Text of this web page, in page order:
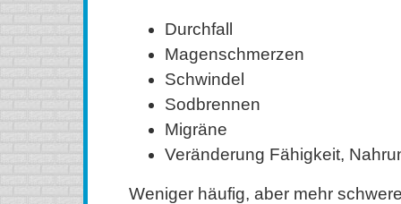
Durchfall
Magenschmerzen
Schwindel
Sodbrennen
Migräne
Veränderung Fähigkeit,
Weniger häufig, aber mehr